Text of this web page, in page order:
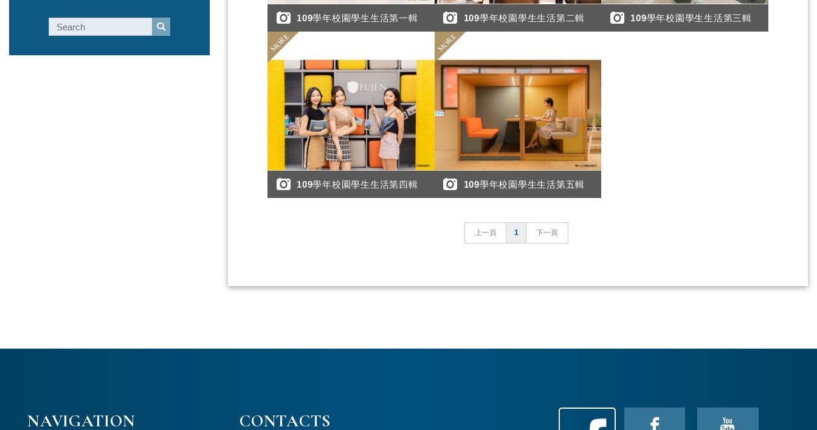
109學年校園學生生活第一輯 109學年校園學生生活第二輯 109學年校園學生生活第三輯
109學年校園學生生活第四輯 109學年校園學生生活第五輯
上一頁 1 下一頁
NAVIGATION CONTACTS